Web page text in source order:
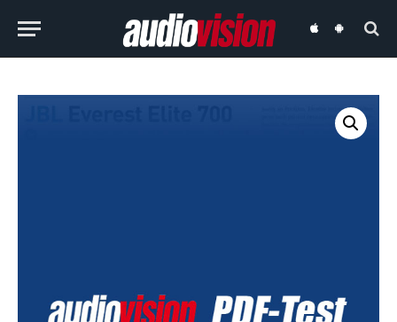
audiovisionaudiovision